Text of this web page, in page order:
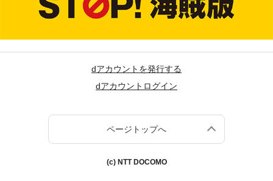
dアカウントを発行する
dアカウントログイン
ページトップへ
(c) NTT DOCOMO